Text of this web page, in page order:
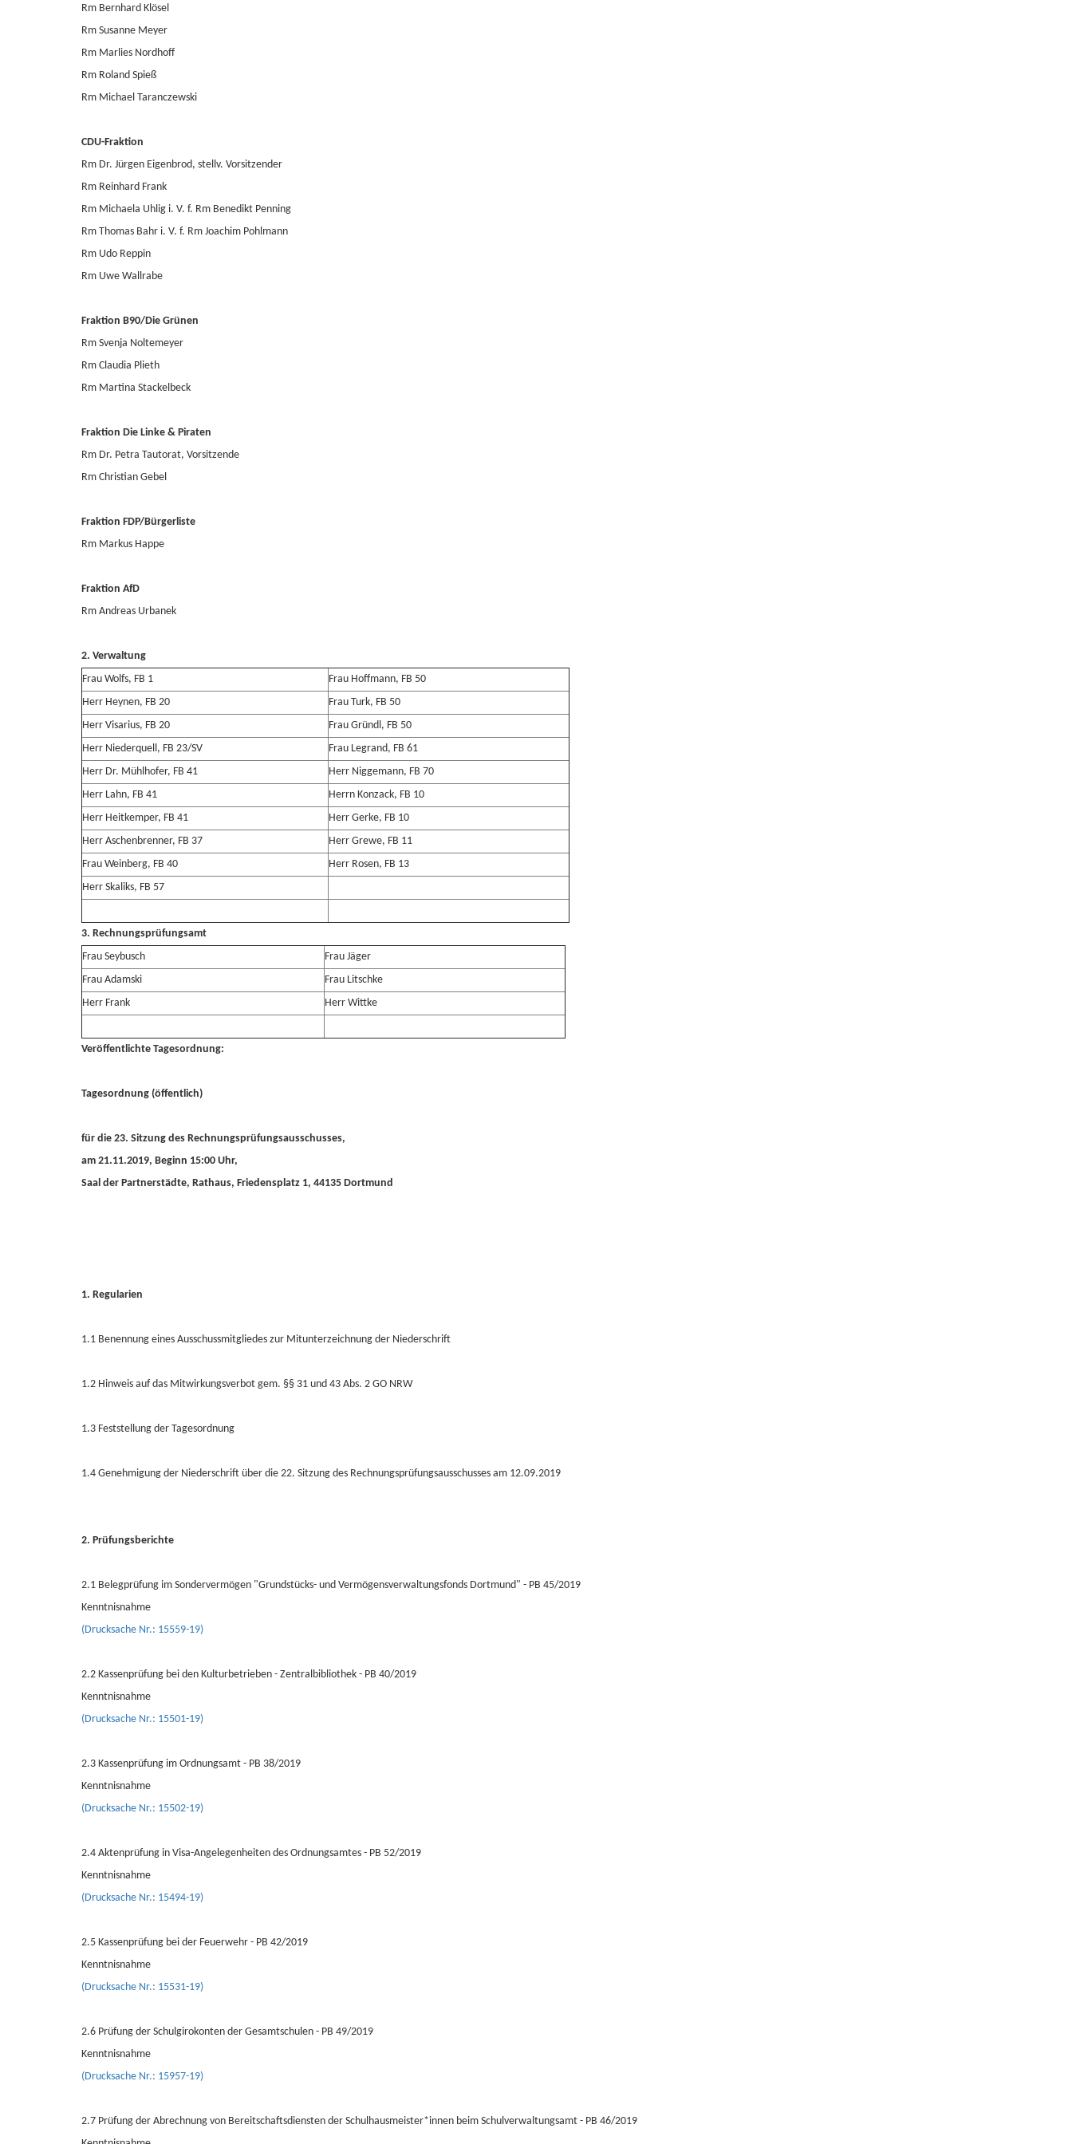
Rm Bernhard Klösel
Rm Susanne Meyer
Rm Marlies Nordhoff
Rm Roland Spieß
Rm Michael Taranczewski
CDU-Fraktion
Rm Dr. Jürgen Eigenbrod, stellv. Vorsitzender
Rm Reinhard Frank
Rm Michaela Uhlig i. V. f. Rm Benedikt Penning
Rm Thomas Bahr i. V. f. Rm Joachim Pohlmann
Rm Udo Reppin
Rm Uwe Wallrabe
Fraktion B90/Die Grünen
Rm Svenja Noltemeyer
Rm Claudia Plieth
Rm Martina Stackelbeck
Fraktion Die Linke & Piraten
Rm Dr. Petra Tautorat, Vorsitzende
Rm Christian Gebel
Fraktion FDP/Bürgerliste
Rm Markus Happe
Fraktion AfD
Rm Andreas Urbanek
2. Verwaltung
Frau Wolfs, FB 1
Frau Hoffmann, FB 50
Herr Heynen, FB 20
Frau Turk, FB 50
Herr Visarius, FB 20
Frau Gründl, FB 50
Herr Niederquell, FB 23/SV
Frau Legrand, FB 61
Herr Dr. Mühlhofer, FB 41
Herr Niggemann, FB 70
Herr Lahn, FB 41
Herrn Konzack, FB 10
Herr Heitkemper, FB 41
Herr Gerke, FB 10
Herr Aschenbrenner, FB 37
Herr Grewe, FB 11
Frau Weinberg, FB 40
Herr Rosen, FB 13
Herr Skaliks, FB 57
3. Rechnungsprüfungsamt
Frau Seybusch
Frau Jäger
Frau Adamski
Frau Litschke
Herr Frank
Herr Wittke
Veröffentlichte Tagesordnung:
Tagesordnung (öffentlich)
für die 23. Sitzung des Rechnungsprüfungsausschusses,
am 21.11.2019, Beginn 15:00 Uhr,
Saal der Partnerstädte, Rathaus, Friedensplatz 1, 44135 Dortmund
1. Regularien
1.1 Benennung eines Ausschussmitgliedes zur Mitunterzeichnung der Niederschrift
1.2 Hinweis auf das Mitwirkungsverbot gem. §§ 31 und 43 Abs. 2 GO NRW
1.3 Feststellung der Tagesordnung
1.4 Genehmigung der Niederschrift über die 22. Sitzung des Rechnungsprüfungsausschusses am 12.09.2019
2. Prüfungsberichte
2.1 Belegprüfung im Sondervermögen "Grundstücks- und Vermögensverwaltungsfonds Dortmund" - PB 45/2019
Kenntnisnahme
(Drucksache Nr.: 15559-19)
2.2 Kassenprüfung bei den Kulturbetrieben - Zentralbibliothek - PB 40/2019
Kenntnisnahme
(Drucksache Nr.: 15501-19)
2.3 Kassenprüfung im Ordnungsamt - PB 38/2019
Kenntnisnahme
(Drucksache Nr.: 15502-19)
2.4 Aktenprüfung in Visa-Angelegenheiten des Ordnungsamtes - PB 52/2019
Kenntnisnahme
(Drucksache Nr.: 15494-19)
2.5 Kassenprüfung bei der Feuerwehr - PB 42/2019
Kenntnisnahme
(Drucksache Nr.: 15531-19)
2.6 Prüfung der Schulgirokonten der Gesamtschulen - PB 49/2019
Kenntnisnahme
(Drucksache Nr.: 15957-19)
2.7 Prüfung der Abrechnung von Bereitschaftsdiensten der Schulhausmeister*innen beim Schulverwaltungsamt - PB 46/2019